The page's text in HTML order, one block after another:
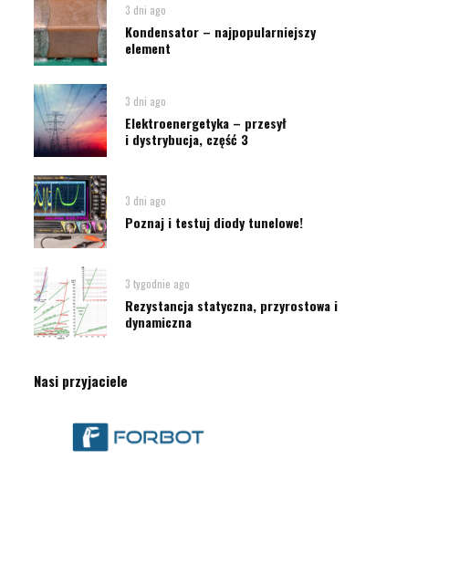
3 dni ago
Kondensator – najpopularniejszy
element
3 dni ago
Elektroenergetyka – przesył
i dystrybucja, część 3
3 dni ago
Poznaj i testuj diody tunelowe!
3 tygodnie ago
Rezystancja statyczna, przyrostowa i
dynamiczna
Nasi przyjaciele